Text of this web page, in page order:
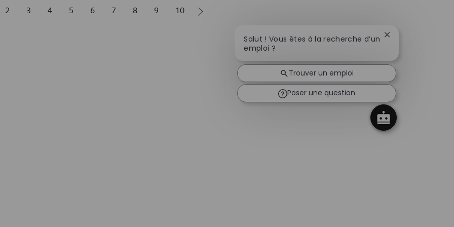
2 3 4 5 6 7 8 9 10
Salut ! Vous êtes à la recherche d’un
emploi ?
Fermer la
Trouver un emploi
Poser une question